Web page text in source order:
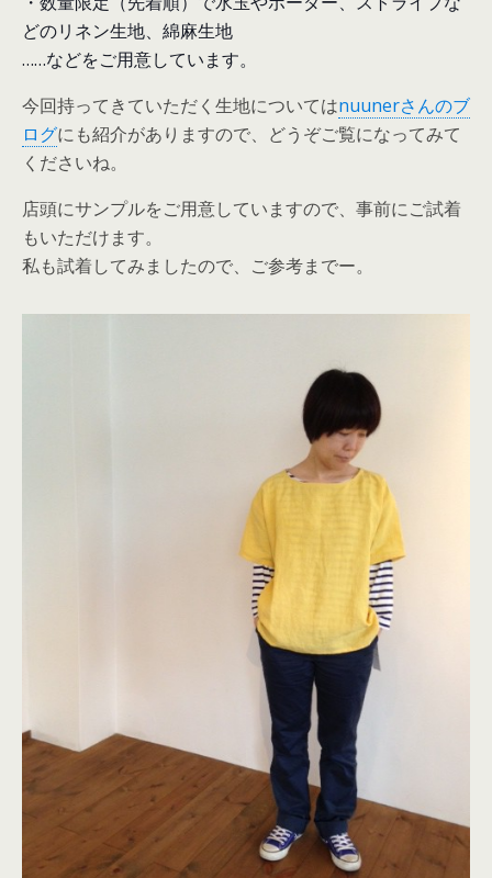
どのリネン生地、綿麻生地
……などをご用意しています。
今回持ってきていただく生地についてはnuunerさんのブ
ログにも紹介がありますので、どうぞご覧になってみて
くださいね。
店頭にサンプルをご用意していますので、事前にご試着
もいただけます。
私も試着してみましたので、ご参考までー。